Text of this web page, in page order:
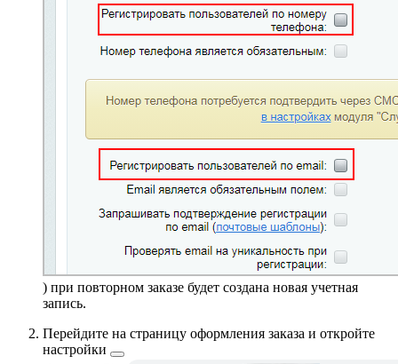
) при повторном заказе будет создана новая учетная
запись.
Перейдите на страницу оформления заказа и откройте
настройки